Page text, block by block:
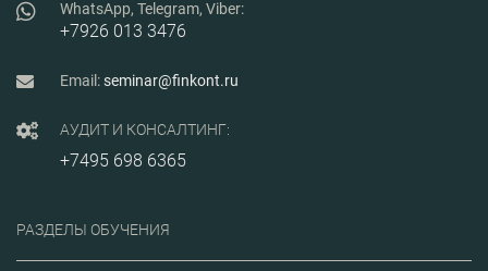
WhatsApp, Telegram, Viber:
+7926 013 3476
Email:seminar@finkont.ru
АУДИТ И КОНСАЛТИНГ:
+7495 698 6365
РАЗДЕЛЫ ОБУЧЕНИЯ